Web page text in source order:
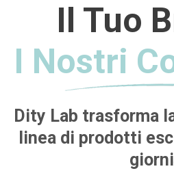
Il Tuo
I Nostri
Dity Lab trasforma
linea di prodotti